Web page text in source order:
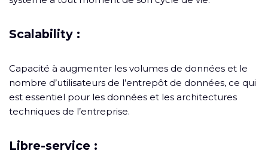
Scalability :
Capacité à augmenter les volumes de données et le
nombre d’utilisateurs de l’entrepôt de données, ce qui
est essentiel pour les données et les architectures
techniques de l’entreprise.
Libre-service :